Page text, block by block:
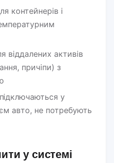
контейнерів і
віддалених активів
причіпи) з
у
авто, не потребують
у системі